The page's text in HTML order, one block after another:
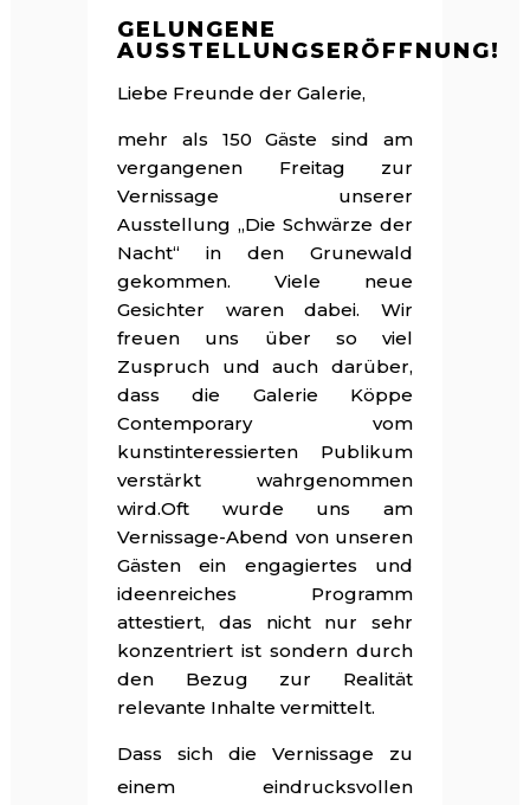
GELUNGENE
AUSSTELLUNGSERÖFFNUNG!
Liebe Freunde der Galerie,
mehr als 150 Gäste sind am
vergangenen Freitag zur
Vernissage unserer
Ausstellung „Die Schwärze der
Nacht“ in den Grunewald
gekommen. Viele neue
Gesichter waren dabei. Wir
freuen uns über so viel
Zuspruch und auch darüber,
dass die Galerie Köppe
Contemporary vom
kunstinteressierten Publikum
verstärkt wahrgenommen
wird.Oft wurde uns am
Vernissage-Abend von unseren
Gästen ein engagiertes und
ideenreiches Programm
attestiert, das nicht nur sehr
konzentriert ist sondern durch
den Bezug zur Realität
relevante Inhalte vermittelt.
Dass sich die Vernissage zu
einem eindrucksvollen